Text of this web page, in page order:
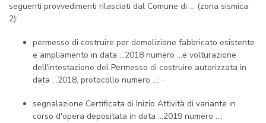
seguenti provvedimenti rilasciati dal Comune di ... (zona sismica
2):
permesso di costruire per demolizione fabbricato esistente
e ampliamento in data ...2018 numero ...e volturazione
dell'intestazione del Permesso di costruire autorizzata in
data ...2018, protocollo numero ...; ·
segnalazione Certificata di Inizio Attività di variante in
corso d'opera depositata in data ...2019 numero ...;